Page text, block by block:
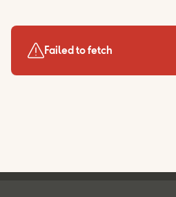
Failed to fetch